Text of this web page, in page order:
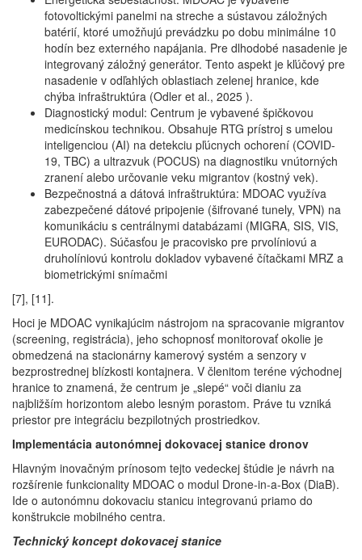
fotovoltickými panelmi na streche a sústavou záložných
batérií, ktoré umožňujú prevádzku po dobu minimálne 10
hodín bez externého napájania. Pre dlhodobé nasadenie je
integrovaný záložný generátor. Tento aspekt je kľúčový pre
nasadenie v odľahlých oblastiach zelenej hranice, kde
chýba infraštruktúra (Odler et al., 2025 ).
Diagnostický modul: Centrum je vybavené špičkovou
medicínskou technikou. Obsahuje RTG prístroj s umelou
inteligenciou (AI) na detekciu pľúcnych ochorení (COVID-
19, TBC) a ultrazvuk (POCUS) na diagnostiku vnútorných
zranení alebo určovanie veku migrantov (kostný vek).
Bezpečnostná a dátová infraštruktúra: MDOAC využíva
zabezpečené dátové pripojenie (šifrované tunely, VPN) na
komunikáciu s centrálnymi databázami (MIGRA, SIS, VIS,
EURODAC). Súčasťou je pracovisko pre prvolíniovú a
druholíniovú kontrolu dokladov vybavené čítačkami MRZ a
biometrickými snímačmi
[7], [11].
Hoci je MDOAC vynikajúcim nástrojom na spracovanie migrantov
(screening, registrácia), jeho schopnosť monitorovať okolie je
obmedzená na stacionárny kamerový systém a senzory v
bezprostrednej blízkosti kontajnera. V členitom teréne východnej
hranice to znamená, že centrum je „slepé“ voči dianiu za
najbližším horizontom alebo lesným porastom. Práve tu vzniká
priestor pre integráciu bezpilotných prostriedkov.
Implementácia autonómnej dokovacej stanice dronov
Hlavným inovačným prínosom tejto vedeckej štúdie je návrh na
rozšírenie funkcionality MDOAC o modul Drone-in-a-Box (DiaB).
Ide o autonómnu dokovaciu stanicu integrovanú priamo do
konštrukcie mobilného centra.
Technický koncept dokovacej stanice